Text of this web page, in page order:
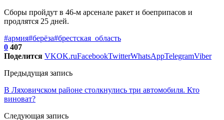
Сборы пройдут в 46-м арсенале ракет и боеприпасов и
продлятся 25 дней.
#армия#берёза#брестская_область
0 407
Поделится VKOK.ruFacebookTwitterWhatsAppTelegramViber
Предыдущая запись
В Ляховичском районе столкнулись три автомобиля. Кто
виноват?
Следующая запись